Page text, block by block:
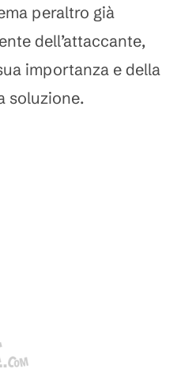
peraltro già
dell’attaccante,
importanza e della
soluzione.